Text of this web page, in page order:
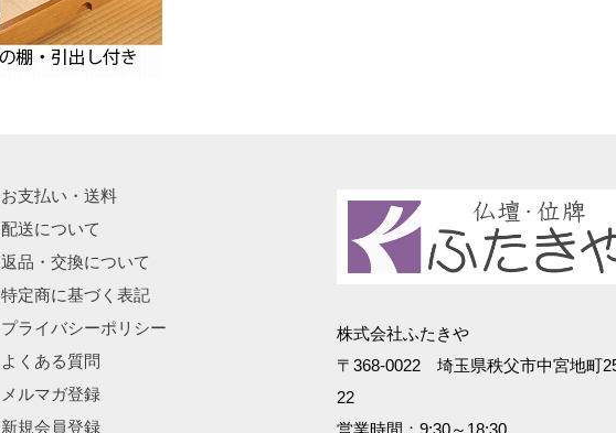
お支払い・送料
配送について
返品・交換について
特定商に基づく表記
プライバシーポリシー
よくある質問
メルマガ登録
新規会員登録
株式会社ふたきや
〒368-0022 埼玉県秩父市中宮地町
22